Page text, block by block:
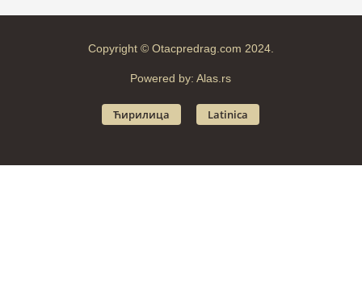
Copyright © Otacpredrag.com 2024.
Powered by:Alas.rs
Ћирилица Latinica